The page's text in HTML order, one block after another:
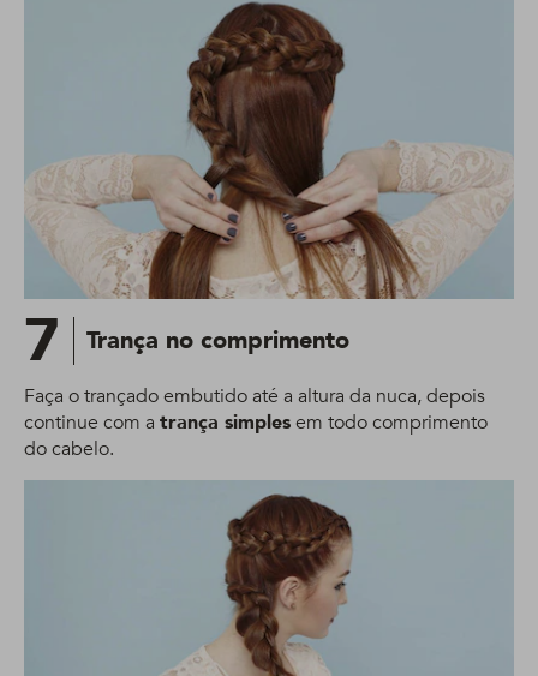
7 Trança no comprimento
Faça o trançado embutido até a altura da nuca, depois
continue com a trança simplesem todo comprimento
do cabelo.